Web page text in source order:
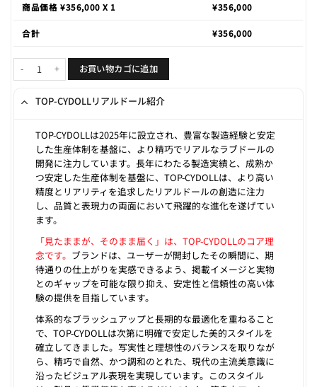
商品価格 ¥356,000 X 1 ¥356,000
合計 ¥356,000
Carina 176cm E-cup個お買い物カゴに追加
TOP-CYDOLLリアルドール紹介
TOP-CYDOLLは2025年に設立され、豊富な製造経験と安定
した生産体制を基盤に、より精巧でリアルなラブドールの
開発に注力しています。長年にわたる製造実績と、成熟か
つ安定した生産体制を基盤に、TOP-CYDOLLは、より高い
精度とリアリティを追求したリアルドールの創造に注力
し、品質と表現力の両面において飛躍的な進化を遂げてい
ます。
「見たままが、そのまま届く」は、TOP-CYDOLLのコア理
念です。 ブランドは、ユーザーが開封したその瞬間に、期
待通りの仕上がりを実感できるよう、掲載イメージと実物
とのギャップを可能な限り抑え、安定性と信頼性の高い体
験の提供を目指しています。
体系的なブラッシュアップと長期的な最適化を重ねること
で、TOP-CYDOLLは次第に明確で安定した美的スタイルを
確立してきました。写実性と理想性のバランスを取りなが
ら、精巧で自然、かつ調和のとれた、現代の主流美意識に
沿ったビジュアル表現を実現しています。このスタイル